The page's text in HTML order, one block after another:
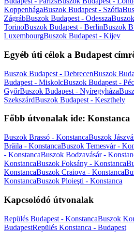
KoppenhágaBuszok Budapest - Szófia
ZágrábBuszok Budapest - Odessza
TorinoBuszok Budapest - BerlinBuszok
LuxembourgBuszok Budapest - Kijev
Egyéb úti célok a Budapest
Buszok Budapest - DebrecenBuszok
Budapest - MiskolcBuszok Budapest -
GyőrBuszok Budapest - Nyíregyháza
SzekszárdBuszok Budapest - Keszthely
Főbb útvonalak ide: Konstanca
Buszok Brassó - KonstancaBuszok
Brăila - KonstancaBuszok Temesvár -
- KonstancaBuszok Bodzavásár -
KonstancaBuszok Foksány - Konstanca
KonstancaBuszok Craiova - Konstanca
KonstancaBuszok Ploieşti - Konstanca
Kapcsolódó útvonalak
Repülés Budapest - KonstancaBuszok
BudapestRepülés Konstanca - Budapest